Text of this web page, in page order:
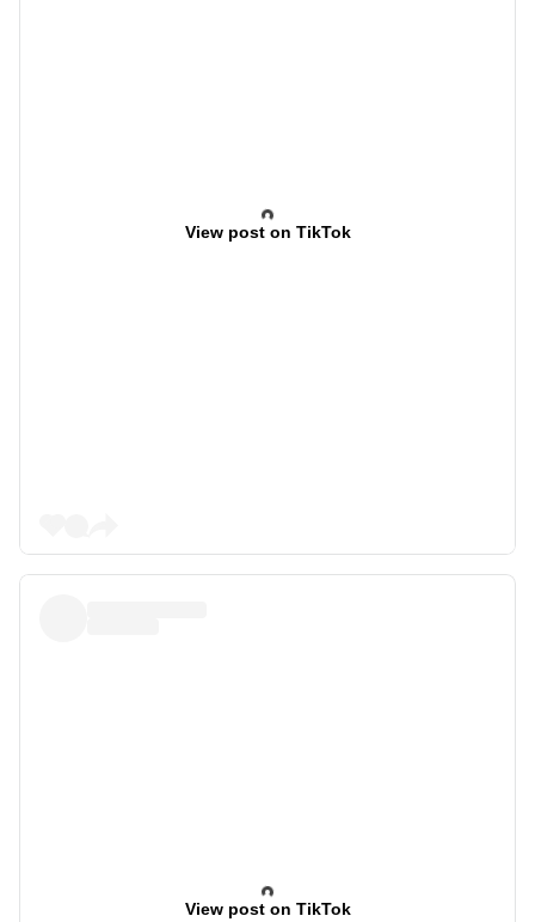
View post on TikTok
View post on TikTok